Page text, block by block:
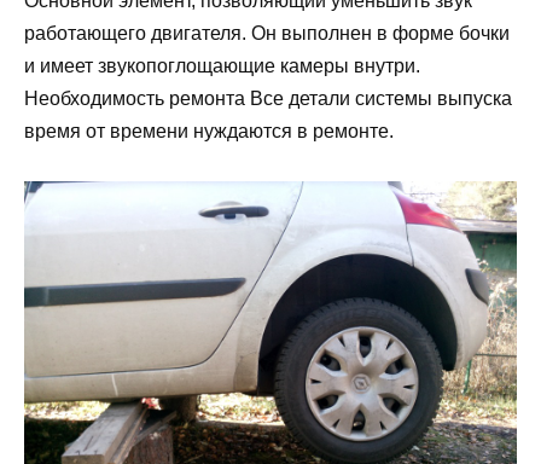
работающего двигателя. Он выполнен в форме бочки
и имеет звукопоглощающие камеры внутри.
Необходимость ремонта Все детали системы выпуска
время от времени нуждаются в ремонте.